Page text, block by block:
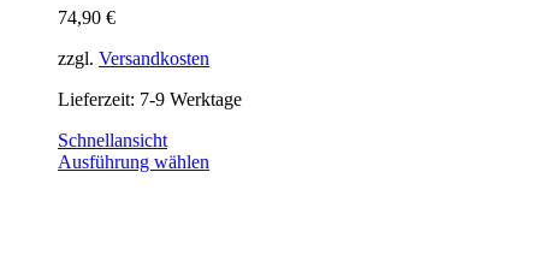
74,90 €
zzgl. Versandkosten
Lieferzeit: 7-9 Werktage
Schnellansicht
Ausführung wählen